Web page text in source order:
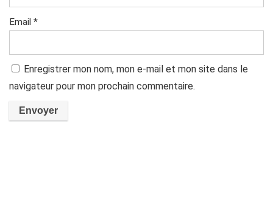
Email *
Enregistrer mon nom, mon e-mail et mon site dans le
navigateur pour mon prochain commentaire.